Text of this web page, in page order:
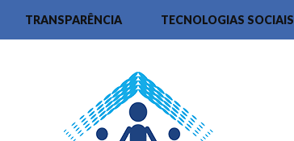
TRANSPARÊNCIA TECNOLOGIAS SOCIAIS